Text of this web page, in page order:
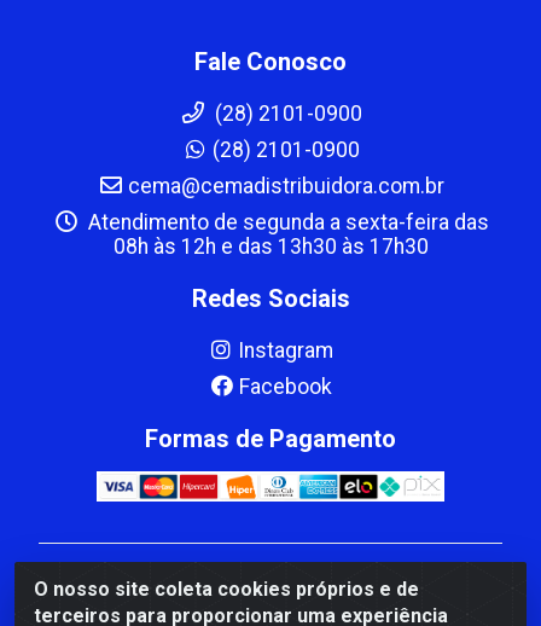
O nosso site coleta cookies próprios e de
terceiros para proporcionar uma experiência
Fale Conosco
(28) 2101-0900
(28) 2101-0900
cema@cemadistribuidora.com.br
Atendimento de segunda a sexta-feira das
08h às 12h e das 13h30 às 17h30
Redes Sociais
Instagram
Facebook
Formas de Pagamento
CBP MACEDO COMERCIO PEÇAS LTDA Matriz - av
Mauro Miranda Madureira, 1249 - Coramara , Cachoeiro